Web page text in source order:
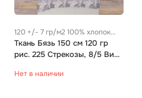
120 +/- 7 гр/м2 100% хлопок
0.26 м
Ткань Бязь 150 см 120 гр
рис. 225 Стрекозы, 8/5 Вид
Нет в наличии